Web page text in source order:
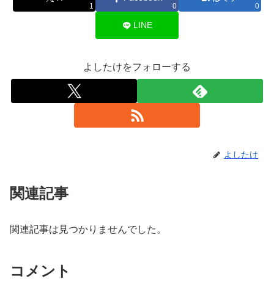
1 0 0
LINE
よしたけをフォローする
よしたけ
関連記事
関連記事は見つかりませんでした。
コメント